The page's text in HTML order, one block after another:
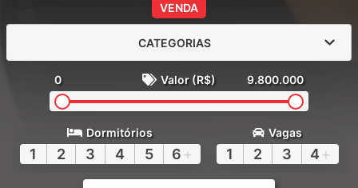
VENDA
CATEGORIAS
0 Valor (R$) 9.800.000
Dormitórios
1 2 3 4 5 6 +
Vagas
1 2 3 4 +